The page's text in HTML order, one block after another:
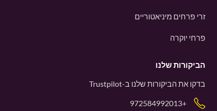
זרי פרחים מיניאטוריים
פרחי יוקרה
הביקורות שלנו
בדקו את הביקורות שלנו ב-Trustpilot
+972584992013